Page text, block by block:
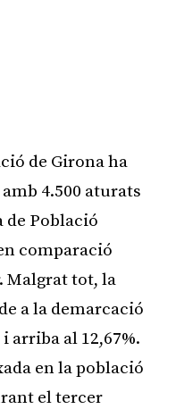
de Girona ha
4.500 aturats
de Població
comparació
Malgrat tot, la
a la demarcació
arriba al 12,67%.
en la població
el tercer